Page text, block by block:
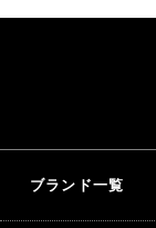
ブランド一覧